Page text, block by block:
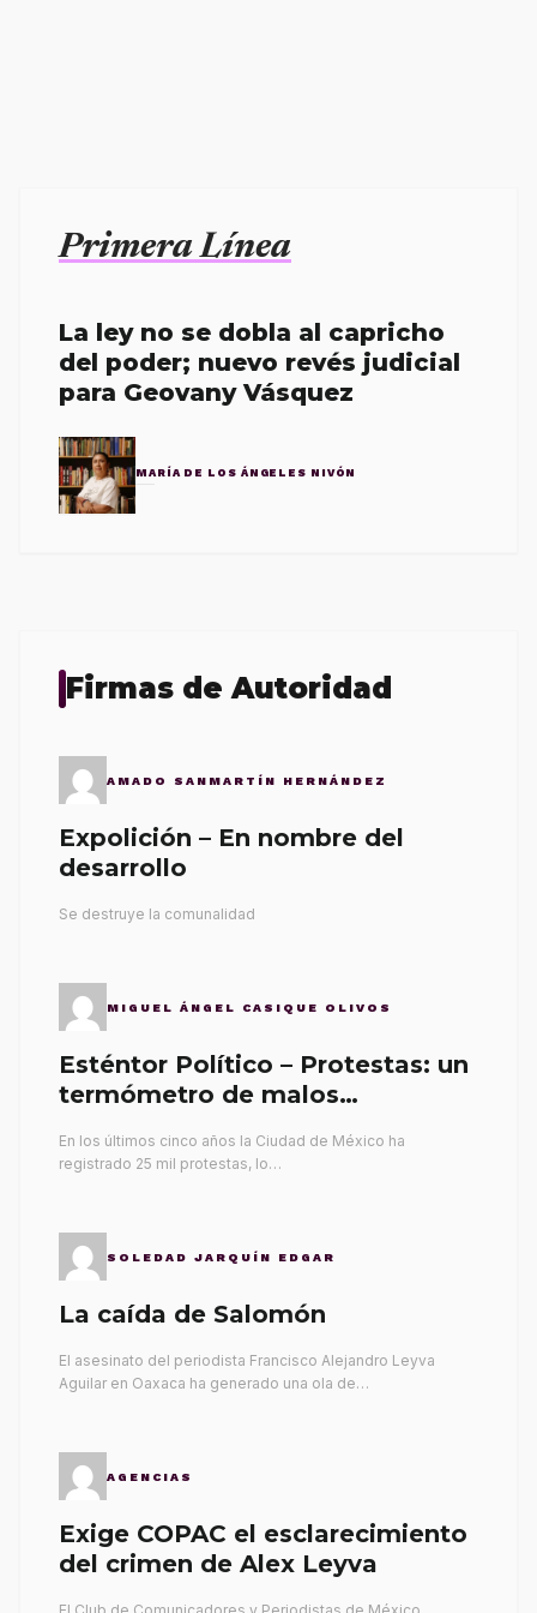
Primera Línea
La ley no se dobla al capricho
del poder; nuevo revés judicial
para Geovany Vásquez
MARÍA DE LOS ÁNGELES NIVÓN
Firmas de Autoridad
AMADO SANMARTÍN HERNÁNDEZ
Expolición – En nombre del
desarrollo
Se destruye la comunalidad
MIGUEL ÁNGEL CASIQUE OLIVOS
Esténtor Político – Protestas: un
termómetro de malos
En los últimos cinco años la Ciudad de México ha
registrado 25 mil protestas, lo…
SOLEDAD JARQUÍN EDGAR
La caída de Salomón
El asesinato del periodista Francisco Alejandro Leyva
Aguilar en Oaxaca ha generado una ola de…
AGENCIAS
Exige COPAC el esclarecimiento
del crimen de Alex Leyva